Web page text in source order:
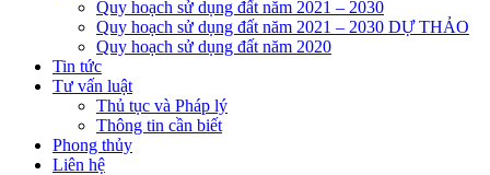
Quy hoạch sử dụng đất năm 2021 – 2030
Quy hoạch sử dụng đất năm 2021 – 2030 DỰ THẢO
Quy hoạch sử dụng đất năm 2020
Tin tức
Tư vấn luật
Thủ tục và Pháp lý
Thông tin cần biết
Phong thủy
Liên hệ